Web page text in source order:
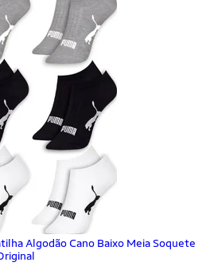
Algodão Cano Baixo Meia Soquete